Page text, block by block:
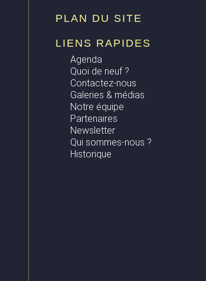
PLAN DU SITE
LIENS RAPIDES
Agenda
Quoi de neuf ?
Contactez-nous
Galeries & médias
Notre équipe
Partenaires
Newsletter
Qui sommes-nous ?
Historique